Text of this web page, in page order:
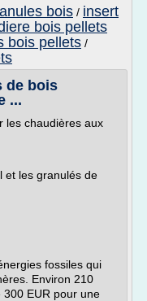
bois / insert
bois pellets
bois pellets /
de bois
...
les chaudières aux
et les granulés de
fossiles qui
Environ 210
300 EUR pour une